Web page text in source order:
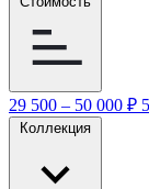
29 500 – 50 000 ₽
Коллекция